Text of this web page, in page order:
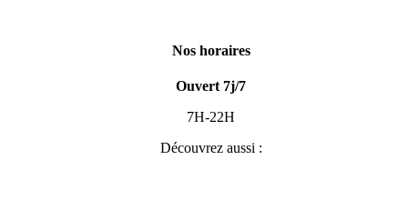
Nos horaires
Ouvert 7j/7
7H-22H
Découvrez aussi :